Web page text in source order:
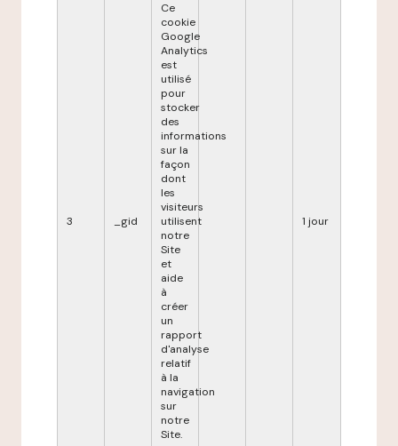
3 _gid
Ce
cookie
Google
Analytics
est
utilisé
pour
stocker
des
informations
sur la
façon
dont
les
visiteurs
utilisent
notre
Site
et
aide
à
créer
un
rapport
d'analyse
relatif
à la
navigation
sur
notre
Site.
1 jour